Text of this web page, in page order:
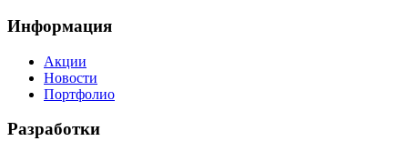
Информация
Акции
Новости
Портфолио
Разработки